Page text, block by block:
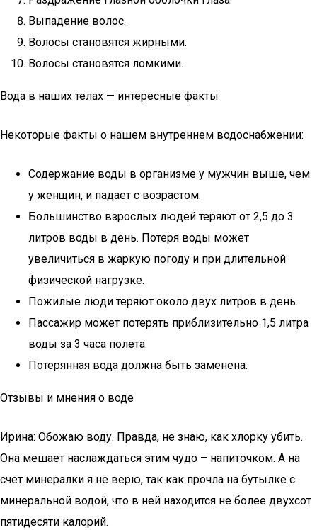
Выпадение волос.
Волосы становятся жирными.
Волосы становятся ломкими.
Вода в наших телах — интересные факты
Некоторые факты о нашем внутреннем водоснабжении:
Содержание воды в организме у мужчин выше, чем
у женщин, и падает с возрастом.
Большинство взрослых людей теряют от 2,5 до 3
литров воды в день. Потеря воды может
увеличиться в жаркую погоду и при длительной
физической нагрузке.
Пожилые люди теряют около двух литров в день.
Пассажир может потерять приблизительно 1,5 литра
воды за 3 часа полета.
Потерянная вода должна быть заменена.
Отзывы и мнения о воде
Ирина: Обожаю воду. Правда, не знаю, как хлорку убить.
Она мешает наслаждаться этим чудо – напиточком. А на
счет минералки я не верю, так как прочла на бутылке с
минеральной водой, что в ней находится не более двухсот
пятидесяти калорий.